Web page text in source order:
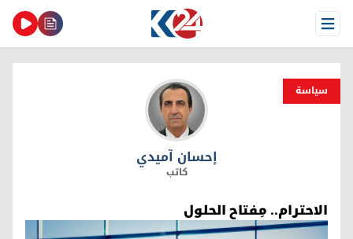
Open Menu
سیاسة
إحسان آميدي
إحسان آميدي
كاتب
الاحترام.. مِفتاح الحلول